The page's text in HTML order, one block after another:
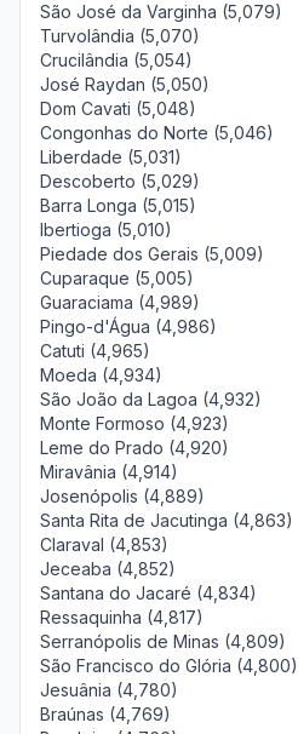
São José da Varginha (5,079)
Turvolândia (5,070)
Crucilândia (5,054)
José Raydan (5,050)
Dom Cavati (5,048)
Congonhas do Norte (5,046)
Liberdade (5,031)
Descoberto (5,029)
Barra Longa (5,015)
Ibertioga (5,010)
Piedade dos Gerais (5,009)
Cuparaque (5,005)
Guaraciama (4,989)
Pingo-d'Água (4,986)
Catuti (4,965)
Moeda (4,934)
São João da Lagoa (4,932)
Monte Formoso (4,923)
Leme do Prado (4,920)
Miravânia (4,914)
Josenópolis (4,889)
Santa Rita de Jacutinga (4,863)
Claraval (4,853)
Jeceaba (4,852)
Santana do Jacaré (4,834)
Ressaquinha (4,817)
Serranópolis de Minas (4,809)
São Francisco do Glória (4,800)
Jesuânia (4,780)
Braúnas (4,769)